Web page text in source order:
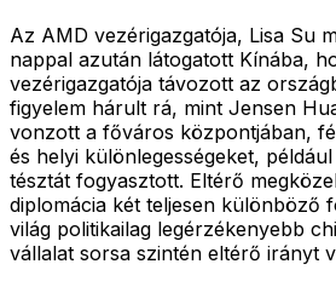
Az AMD vezérigazgatója, Lisa Su
nappal azután látogatott Kínába,
vezérigazgatója távozott az
figyelem hárult rá, mint Jensen
vonzott a főváros központjában,
és helyi különlegességeket,
tésztát fogyasztott. Eltérő
diplomácia két teljesen különböző
világ politikailag legérzékenyebb
vállalat sorsa szintén eltérő irányt